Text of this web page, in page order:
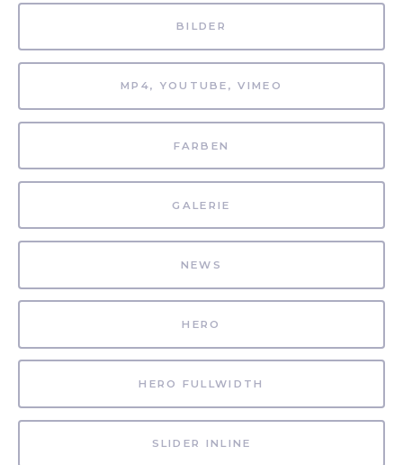
BILDER
MP4, YOUTUBE, VIMEO
FARBEN
GALERIE
NEWS
HERO
HERO FULLWIDTH
SLIDER INLINE